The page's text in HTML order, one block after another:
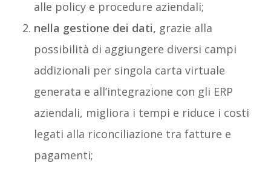
alle policy e procedure aziendali;
nella gestione dei dati, grazie alla
possibilità di aggiungere diversi campi
addizionali per singola carta virtuale
generata e all’integrazione con gli ERP
aziendali, migliora i tempi e riduce i costi
legati alla riconciliazione tra fatture e
pagamenti;